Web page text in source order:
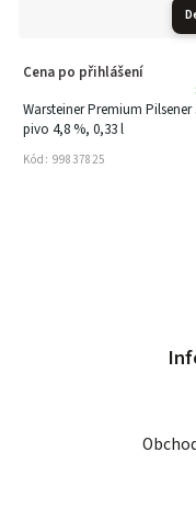
Warsteiner Premium Pilsener
pivo 4,8 %, 0,33 l
Cena po přihlášení
Kód: 99837825